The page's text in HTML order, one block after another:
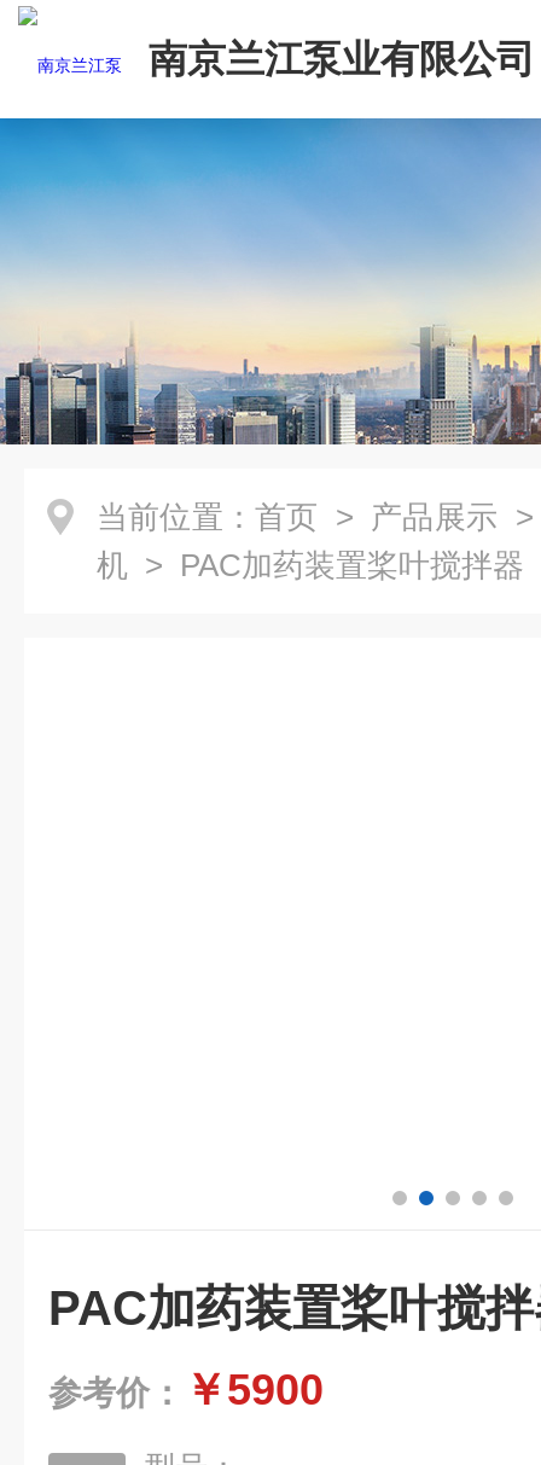
南京兰江泵业有限公司
当前位置： 首页 > 产品展示
机 > PAC加药装置桨叶搅拌器
PAC加药装置桨叶搅
参考价： ￥5900